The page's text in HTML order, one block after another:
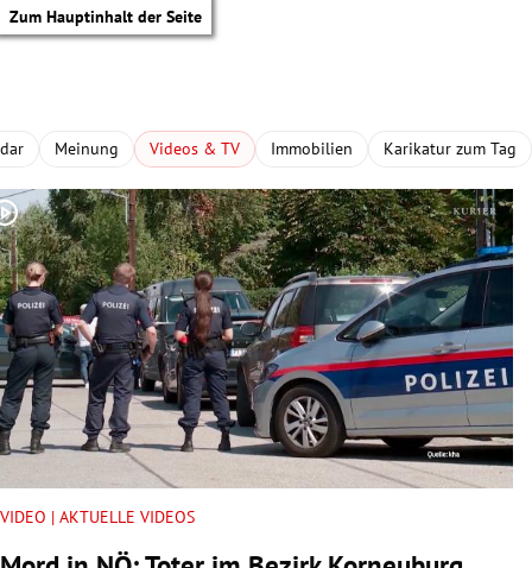
Zum Hauptinhalt der Seite
Untermenü
Meinung Videos & TV Immobilien Karikatur zum Tag
VIDEO | AKTUELLE VIDEOS